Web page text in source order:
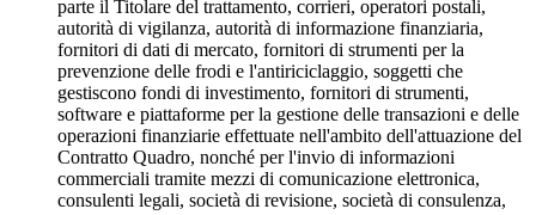
parte il Titolare del trattamento, corrieri, operatori postali,
autorità di vigilanza, autorità di informazione finanziaria,
fornitori di dati di mercato, fornitori di strumenti per la
prevenzione delle frodi e l'antiriciclaggio, soggetti che
gestiscono fondi di investimento, fornitori di strumenti,
software e piattaforme per la gestione delle transazioni e delle
operazioni finanziarie effettuate nell'ambito dell'attuazione del
Contratto Quadro, nonché per l'invio di informazioni
commerciali tramite mezzi di comunicazione elettronica,
consulenti legali, società di revisione, società di consulenza,